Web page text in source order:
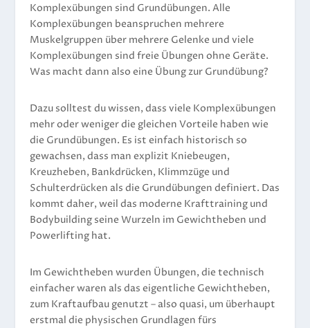
Komplexübungen sind Grundübungen. Alle
Komplexübungen beanspruchen mehrere
Muskelgruppen über mehrere Gelenke und viele
Komplexübungen sind freie Übungen ohne Geräte.
Was macht dann also eine Übung zur Grundübung?
Dazu solltest du wissen, dass viele Komplexübungen
mehr oder weniger die gleichen Vorteile haben wie
die Grundübungen. Es ist einfach historisch so
gewachsen, dass man explizit Kniebeugen,
Kreuzheben, Bankdrücken, Klimmzüge und
Schulterdrücken als die Grundübungen definiert. Das
kommt daher, weil das moderne Krafttraining und
Bodybuilding seine Wurzeln im Gewichtheben und
Powerlifting hat.
Im Gewichtheben wurden Übungen, die technisch
einfacher waren als das eigentliche Gewichtheben,
zum Kraftaufbau genutzt – also quasi, um überhaupt
erstmal die physischen Grundlagen fürs